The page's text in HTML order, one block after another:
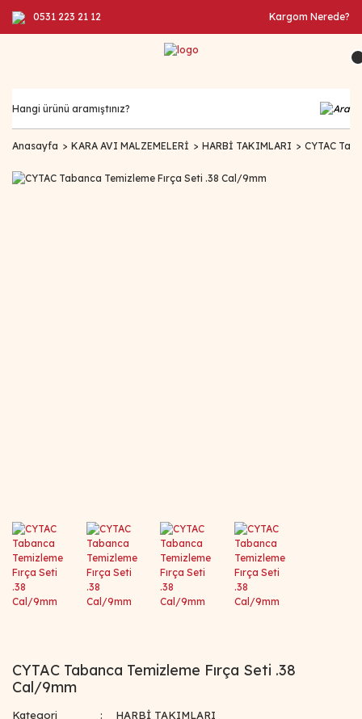
0531 223 21 12 Kargom Nerede?
Anasayfa KARA AVI MALZEMELERİ HARBİ TAKIMLARI CYTAC
CYTAC Tabanca Temizleme Fırça Seti .38
Cal/9mm
Kategori
HARBİ TAKIMLARI